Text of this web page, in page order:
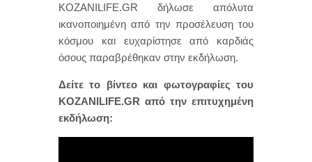
KOZANILIFE.GR δήλωσε απόλυτα
ικανοποιημένη από την προσέλευση του
κόσμου και ευχαρίστησε από καρδιάς
όσους παραβρέθηκαν στην εκδήλωση.
Δείτε το βίντεο και φωτογραφίες του
KOZANILIFE.GR από την επιτυχημένη
εκδήλωση: